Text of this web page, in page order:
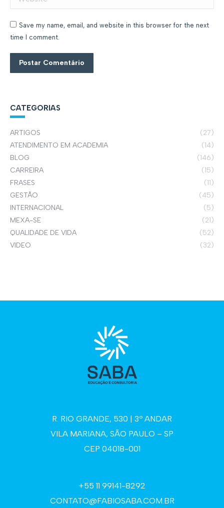
Save my name, email, and website in this browser for the next
time I comment.
Postar Comentário
CATEGORIAS
ARTIGOS
(27)
ATENDIMENTO EM ACADEMIA
(14)
BLOG
(146)
CARREIRA
(15)
FRASES
(11)
GESTÃO
(45)
INTERNACIONAL
(5)
MEXA-SE
(21)
QUALIDADE DE VIDA
(52)
VIDEO
(32)
R. RIO GRANDE, 530 | 3º ANDAR
VILA MARIANA, SÃO PAULO – SP
CEP 04018-001
+55 11 99141-8292
CONTATO@FABIOSABA.COM.BR